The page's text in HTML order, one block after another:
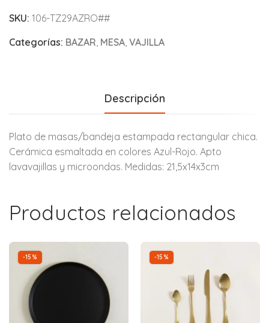
SKU: 106-TZ29AZRO##
Categorías: BAZAR, MESA, VAJILLA
Descripción
Plato de masas/bandeja estampada rectangular chica.
Cerámica esmaltada en colores Azul-Rojo. Apto
lavavajillas y microondas. Medidas: 21,5x14x3cm
Productos relacionados
-15% -15%